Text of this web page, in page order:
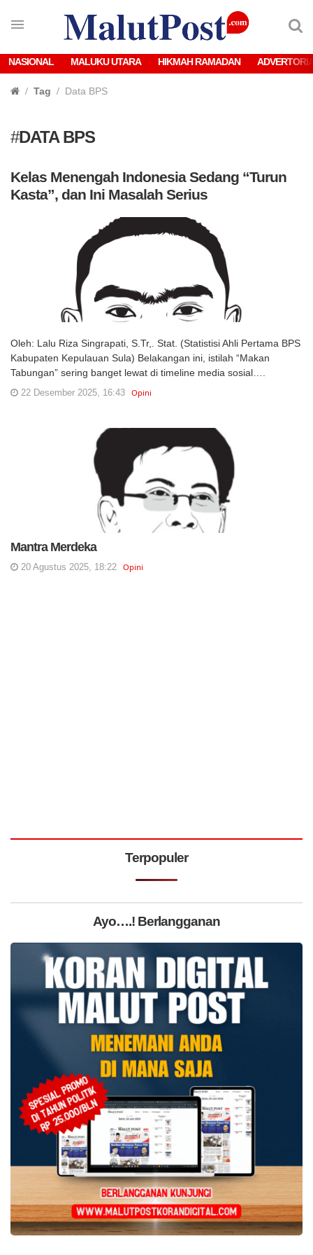
NASIONAL MALUKU UTARA HIKMAH RAMADAN
Tag Data BPS
#DATA BPS
Kelas Menengah Indonesia Sedang “Turun
Kasta”, dan Ini Masalah Serius
Oleh: Lalu Riza Singrapati, S.Tr,. Stat. (Statistisi Ahli Pertama BPS
Kabupaten Kepulauan Sula) Belakangan ini, istilah “Makan
Tabungan” sering banget lewat di timeline media sosial….
22 Desember 2025, 16:43 Opini
Mantra Merdeka
20 Agustus 2025, 18:22 Opini
Terpopuler
Ayo….! Berlangganan